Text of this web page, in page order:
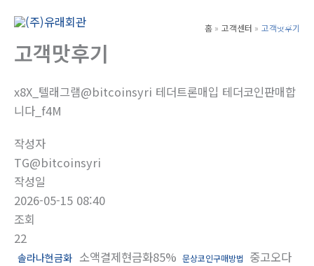
Main
홈 고객센터 고객맛후기
고객맛후기
x8X_텔래그램@bitcoinsyri 테더트론매입 테더코인판매합
니다_f4M
작성자
TG@bitcoinsyri
작성일
2026-05-15 08:40
조회
22
솔라나현금화 소액결제현금화85% 문상코인구매방법 중고오다